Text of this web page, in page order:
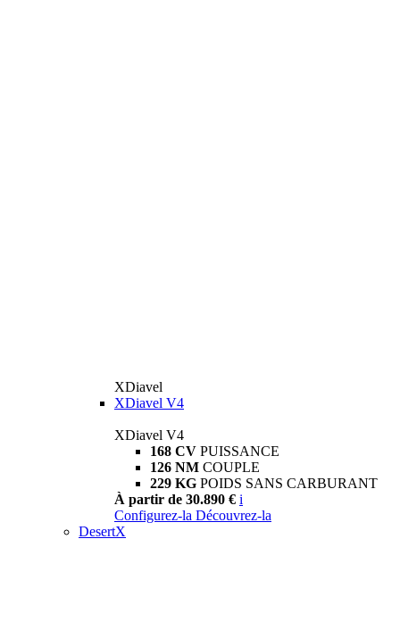
XDiavel
XDiavel V4
XDiavel V4
168 CV PUISSANCE
126 NM COUPLE
229 KG POIDS SANS CARBURANT
À partir de 30.890 € i
Configurez-la Découvrez-la
DesertX